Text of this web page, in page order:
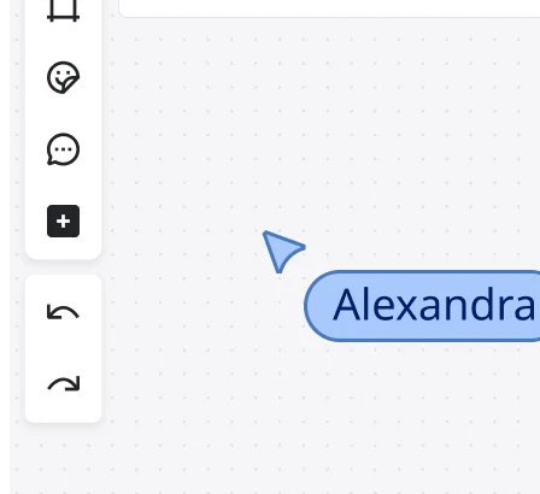
ダイアグラム
ワークショップ
プロセスマップ作成
技術設計・ドキュメント
プロトタイプとワイヤーフレーム
顧客ジャーニーマップ
Design Workshops
Planning & Delivery
目標の策定
組織づくり